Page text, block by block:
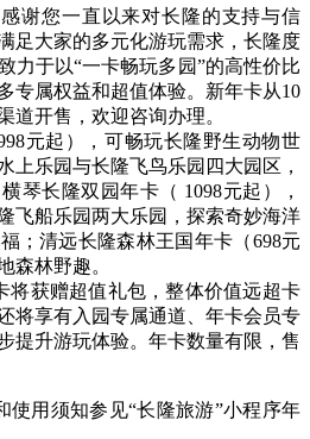
您一直以来对长隆的支持与信
足大家的多元化游玩需求，长隆度
力于以“一卡畅玩多园”的高性价比
专属权益和超值体验。新年卡从10
道开售，欢迎咨询办理。
元起），可畅玩长隆野生动物世
上乐园与长隆飞鸟乐园四大园区，
琴长隆双园年卡（ 1098元起），
飞船乐园两大乐园，探索奇妙海洋
；清远长隆森林王国年卡（698元
森林野趣。
获赠超值礼包，整体价值远超卡
将享有入园专属通道、年卡会员专
提升游玩体验。年卡数量有限，售
用须知参见“长隆旅游”小程序年